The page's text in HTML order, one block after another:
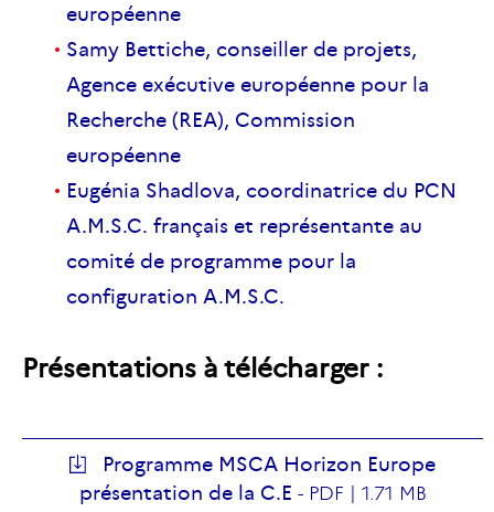
européenne
Samy Bettiche, conseiller de projets,
Agence exécutive européenne pour la
Recherche (REA), Commission
européenne
Eugénia Shadlova, coordinatrice du PCN
A.M.S.C. français et représentante au
comité de programme pour la
configuration A.M.S.C.
Présentations à télécharger :
Programme MSCA Horizon Europe
présentation de la C.E - PDF | 1.71 MB